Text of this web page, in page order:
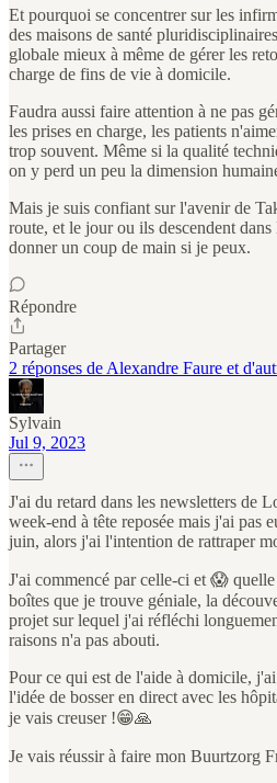
Et pourquoi se concentrer sur les
des maisons de santé
globale mieux à même de gérer les
charge de fins de vie à domicile.
Faudra aussi faire attention à ne pas
les prises en charge, les patients
trop souvent. Même si la qualité
on y perd un peu la dimension
Mais je suis confiant sur l'avenir de
route, et le jour ou ils descendent
donner un coup de main si je peux.
Répondre
Partager
2 réponses de Alexandre Faure et
Sylvain
Jul 9, 2023
J'ai du retard dans les newsletters de
week-end à tête reposée mais j'ai pas
juin, alors j'ai l'intention de rattraper
J'ai commencé par celle-ci et 😱
boîtes que je trouve géniale, la
projet sur lequel j'ai réfléchi
raisons n'a pas abouti.
Pour ce qui est de l'aide à domicile,
l'idée de bosser en direct avec les
je vais creuser !😁🙏
Je vais réussir à faire mon Buurtzorg